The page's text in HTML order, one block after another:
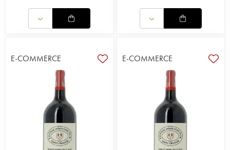
E-COMMERCE E-COMMERCE